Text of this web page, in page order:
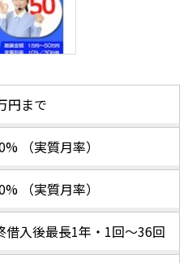
円まで
（実質月率）
（実質月率）
借入後最長1年・1回～36回